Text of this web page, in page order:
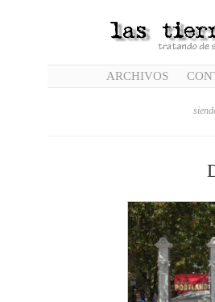
ARCHIVOS